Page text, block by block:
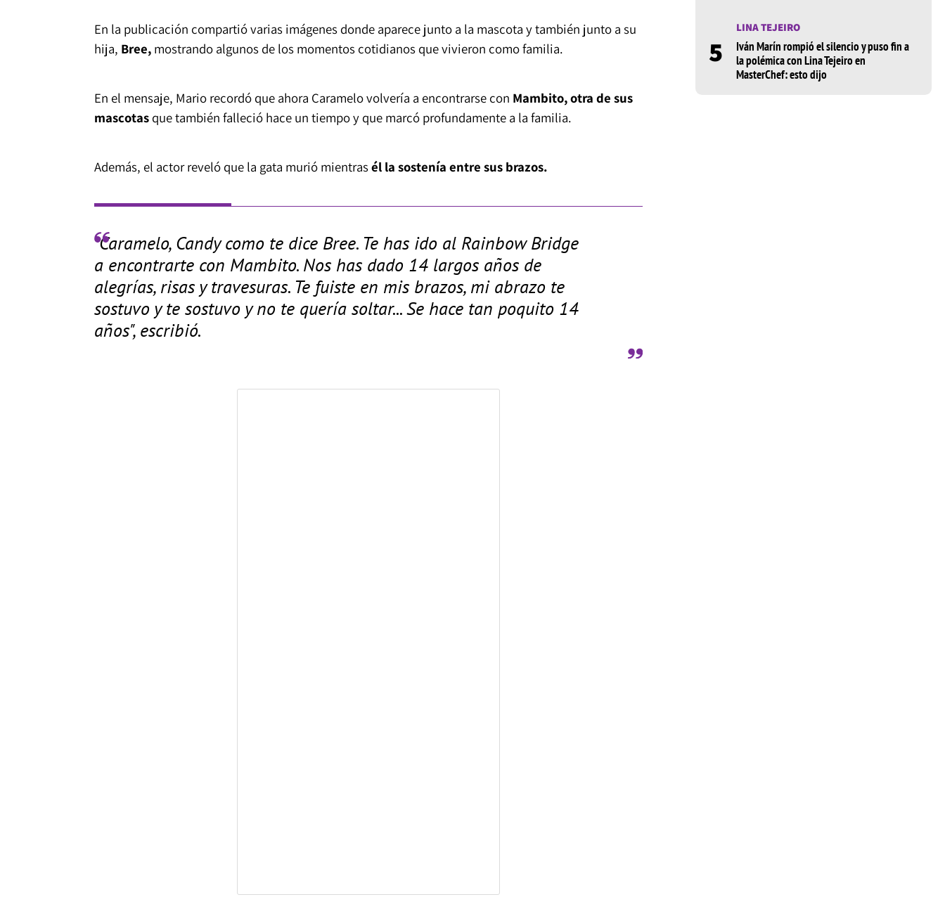
En la publicación compartió varias imágenes donde aparece junto a la mascota y también junto a su
hija, Bree,mostrando algunos de los momentos cotidianos que vivieron como familia.
En el mensaje, Mario recordó que ahora Caramelo volvería a encontrarse con Mambito, otra de sus
mascotasque también falleció hace un tiempo y que marcó profundamente a la familia.
Además, el actor reveló que la gata murió mientrasél la sostenía entre sus brazos.
"Caramelo, Candy como te dice Bree. Te has ido al Rainbow Bridge
a encontrarte con Mambito. Nos has dado 14 largos años de
alegrías, risas y travesuras. Te fuiste en mis brazos, mi abrazo te
sostuvo y te sostuvo y no te quería soltar... Se hace tan poquito 14
años", escribió.
5
LINA TEJEIRO
Iván Marín rompió el silencio y puso fin a
la polémica con Lina Tejeiro en
MasterChef: esto dijo